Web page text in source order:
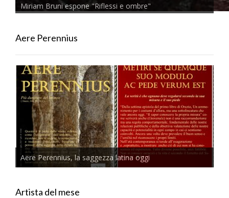
Miriam Bruni espone "Riflessi e ombre"
Aere Perennius
Aere Perennius, la saggezza latina oggi
Artista del mese